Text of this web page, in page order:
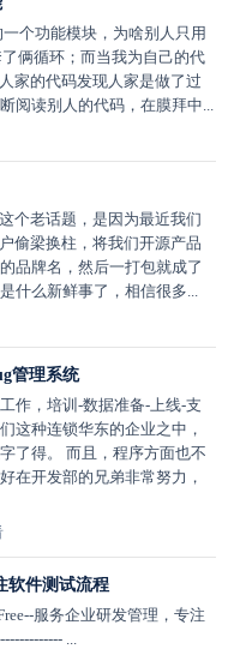
个功能模块，为啥别人只用
俩循环；而当我为自己的代
家的代码发现人家是做了过
阅读别人的代码，在膜拜中...
个老话题，是因为最近我们
偷梁换柱，将我们开源产品
品牌名，然后一打包就成了
什么新鲜事了，相信很多...
管理系统
作，培训-数据准备-上线-支
这种连锁华东的企业之中，
了得。 而且，程序方面也不
在开发部的兄弟非常努力，
软件测试流程
服务企业研发管理，专注
...